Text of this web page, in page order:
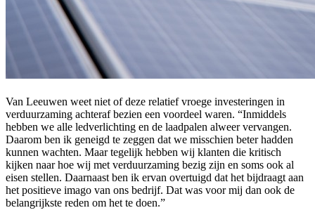
Van Leeuwen weet niet of deze relatief vroege investeringen in
verduurzaming achteraf bezien een voordeel waren. “Inmiddels
hebben we alle ledverlichting en de laadpalen alweer vervangen.
Daarom ben ik geneigd te zeggen dat we misschien beter hadden
kunnen wachten. Maar tegelijk hebben wij klanten die kritisch
kijken naar hoe wij met verduurzaming bezig zijn en soms ook al
eisen stellen. Daarnaast ben ik ervan overtuigd dat het bijdraagt aan
het positieve imago van ons bedrijf. Dat was voor mij dan ook de
belangrijkste reden om het te doen.”